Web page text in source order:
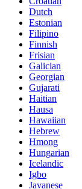
Dutch
Estonian
Filipino
Finnish
Frisian
Galician
Georgian
Gujarati
Haitian
Hausa
Hawaiian
Hebrew
Hmong
Hungarian
Icelandic
Igbo
Javanese